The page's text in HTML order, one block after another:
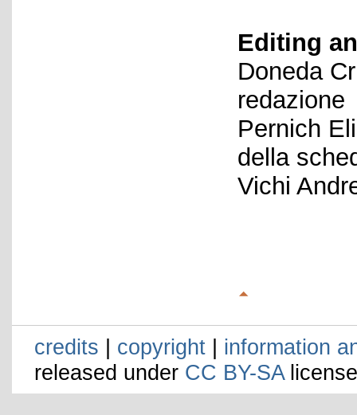
Editing
Doneda
redazione
Pernich
della
Vichi
credits | copyright | information
released under CC BY-SA